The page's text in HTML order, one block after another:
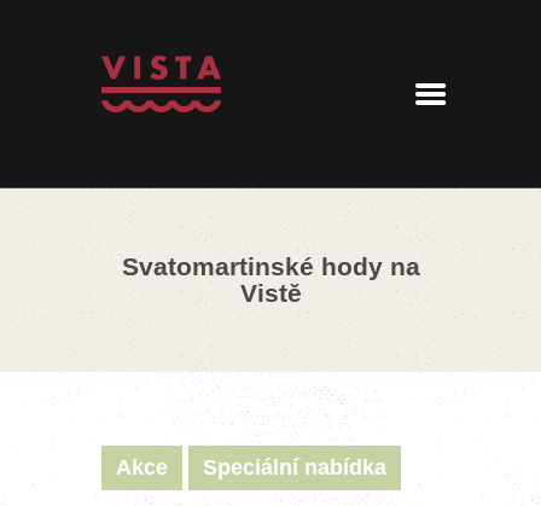
Svatomartinské hody na
Vistě
ÚVOD
MENU
360° PROHLÍDKA
Akce Speciální nabídka